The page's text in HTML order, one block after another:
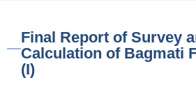
Final Report of Survey
Calculation of Bagmati
(I)